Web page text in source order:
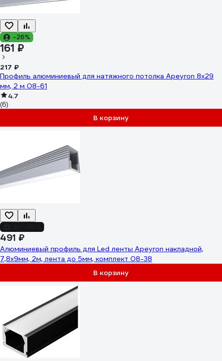
-26%
161 ₽
217 ₽
Профиль алюминиевый для натяжного потолка Apeyron 8х29
мм, 2 м 08-61
4.7
(6)
В корзину
491 ₽
Алюминиевый профиль для Led ленты Apeyron накладной,
7,8x9мм, 2м, лента до 5мм, комплект 08-38
В корзину